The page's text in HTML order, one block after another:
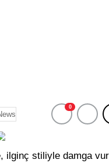
0
stiliyle damga